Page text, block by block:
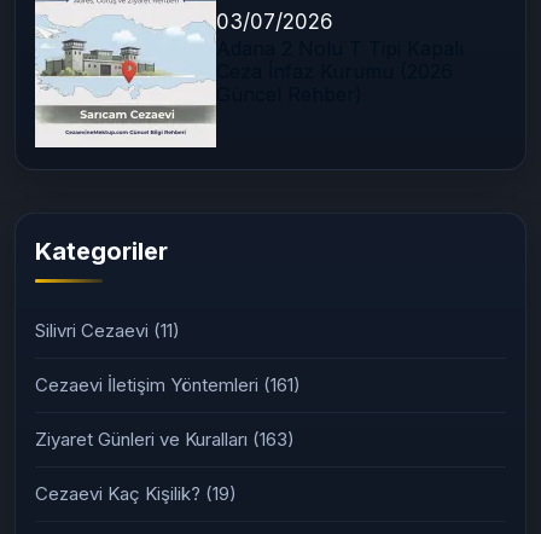
03/07/2026
Kategoriler
Silivri Cezaevi (11)
Cezaevi İletişim Yöntemleri (161)
Ziyaret Günleri ve Kuralları (163)
Cezaevi Kaç Kişilik? (19)